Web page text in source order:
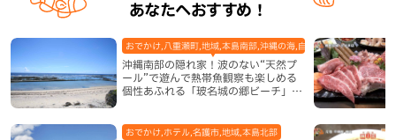
あなたへおすすめ！
沖縄南部の隠れ家！波のない“天然プ
ール”で遊んで熱帯魚観察も楽しめる
個性あふれる「玻名城の郷ビーチ」
おでかけ,八重瀬町,地域,本島南部,沖縄の海,自然
おでかけ,ホテル,名護市,地域,本島北部